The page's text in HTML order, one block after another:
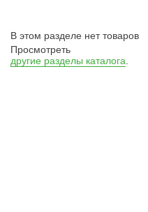
В этом разделе нет товаров
Просмотреть
другие разделы каталога